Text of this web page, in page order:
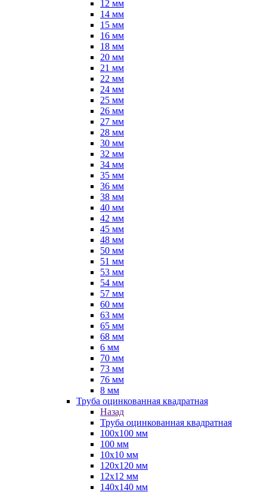
12 мм
14 мм
15 мм
16 мм
18 мм
20 мм
21 мм
22 мм
24 мм
25 мм
26 мм
27 мм
28 мм
30 мм
32 мм
34 мм
35 мм
36 мм
38 мм
40 мм
42 мм
45 мм
48 мм
50 мм
51 мм
53 мм
54 мм
57 мм
60 мм
63 мм
65 мм
68 мм
6 мм
70 мм
73 мм
76 мм
8 мм
Труба оцинкованная квадратная
Назад
Труба оцинкованная квадратная
100х100 мм
100 мм
10х10 мм
120х120 мм
12х12 мм
140х140 мм